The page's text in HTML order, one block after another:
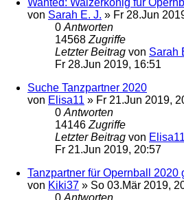
von Sarah E. J. » Fr 28.Jun
0 Antworten
14568 Zugriffe
Letzter Beitrag von Sarah
Fr 28.Jun 2019, 16:51
Suche Tanzpartner 2020
von Elisa11 » Fr 21.Jun 2019,
0 Antworten
14146 Zugriffe
Letzter Beitrag von Elisa11
Fr 21.Jun 2019, 20:57
Tanzpartner für Opernball 2020
von Kiki37 » So 03.Mär 2019,
0 Antworten